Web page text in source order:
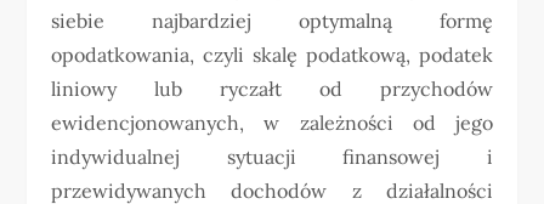
siebie najbardziej optymalną formę
opodatkowania, czyli skalę podatkową, podatek
liniowy lub ryczałt od przychodów
ewidencjonowanych, w zależności od jego
indywidualnej sytuacji finansowej i
przewidywanych dochodów z działalności